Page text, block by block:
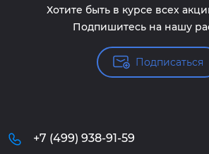
Хотите быть в курсе всех
Подпишитесь на нашу
Подписаться
+7 (499) 938-91-59